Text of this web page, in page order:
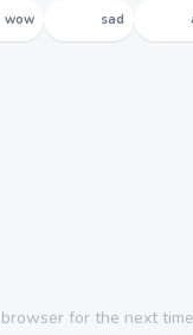
wow sad
for the next